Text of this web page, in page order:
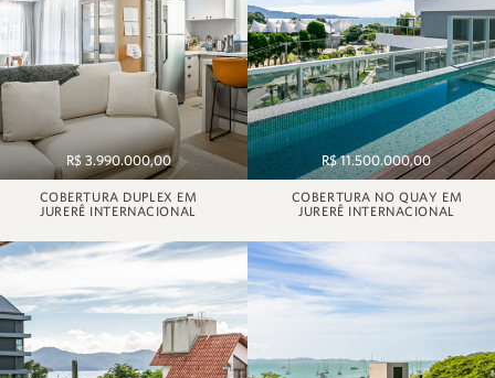
R$ 3.990.000,00
COBERTURA DUPLEX EM
JURERÊ INTERNACIONAL
R$ 11.500.000,00
COBERTURA NO QUAY EM
JURERÊ INTERNACIONAL